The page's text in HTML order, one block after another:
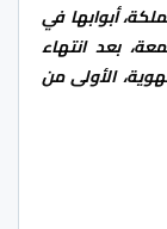
أبوابها في
بعد انتهاء
الأولى من